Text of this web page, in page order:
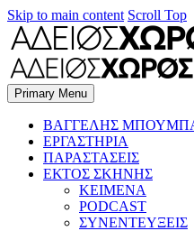
Skip to main content Scroll Top
Primary Menu
BΑΓΓΕΛΗΣ
ΕΡΓΑΣΤΗΡΙΑ
ΠΑΡΑΣΤΑΣΕΙΣ
ΕΚΤΟΣ ΣΚΗΝΗΣ
ΚΕΙΜΕΝΑ
PODCAST
ΣΥΝΕΝΤΕΥΞΕΙΣ